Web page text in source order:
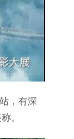
，有深
。